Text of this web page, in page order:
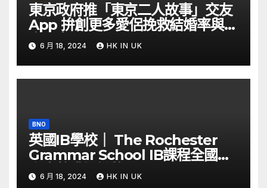
東京政府推「東京二人故事」交友
App 拚創更多愛侶挽救結婚率與生
育率｜Yahoo Hong Kong
6 月 18, 2024 HK IN UK
BNO
英國IB學校｜ The Rochester
Grammar School IB課程全國第
六少數獲認證的Thinking School
6 月 18, 2024 HK IN UK